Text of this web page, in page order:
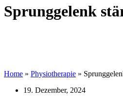
Sprunggelenk
Home » Physiotherapie »
19. Dezember, 2024